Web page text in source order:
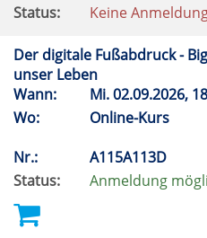
Status:
Keine
Der digitale Fußabdruck -
unser Leben
Wann:
Mi.02.09.2026,
Wo:
Online-Kurs
Nr.:
A115A113D
Status:
Anmeldung